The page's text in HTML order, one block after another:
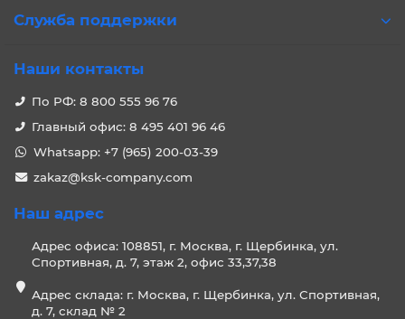
Служба поддержки
Наши контакты
По РФ: 8 800 555 96 76
Главный офис: 8 495 401 96 46
Whatsapp: +7 (965) 200-03-39
zakaz@ksk-company.com
Наш адрес
Адрес офиса: 108851, г. Москва, г. Щербинка, ул.
Спортивная, д. 7, этаж 2, офис 33,37,38
Адрес склада: г. Москва, г. Щербинка, ул. Спортивная,
д. 7, склад № 2